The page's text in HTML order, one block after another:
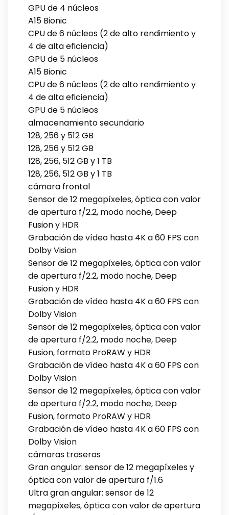
GPU de 4 núcleos
A15 Bionic
CPU de 6 núcleos (2 de alto rendimiento y
4 de alta eficiencia)
GPU de 5 núcleos
A15 Bionic
CPU de 6 núcleos (2 de alto rendimiento y
4 de alta eficiencia)
GPU de 5 núcleos
almacenamiento secundario
128, 256 y 512 GB
128, 256 y 512 GB
128, 256, 512 GB y 1 TB
128, 256, 512 GB y 1 TB
cámara frontal
Sensor de 12 megapíxeles, óptica con valor
de apertura f/2.2, modo noche, Deep
Fusion y HDR
Grabación de vídeo hasta 4K a 60 FPS con
Dolby Vision
Sensor de 12 megapíxeles, óptica con valor
de apertura f/2.2, modo noche, Deep
Fusion y HDR
Grabación de vídeo hasta 4K a 60 FPS con
Dolby Vision
Sensor de 12 megapíxeles, óptica con valor
de apertura f/2.2, modo noche, Deep
Fusion, formato ProRAW y HDR
Grabación de vídeo hasta 4K a 60 FPS con
Dolby Vision
Sensor de 12 megapíxeles, óptica con valor
de apertura f/2.2, modo noche, Deep
Fusion, formato ProRAW y HDR
Grabación de vídeo hasta 4K a 60 FPS con
Dolby Vision
cámaras traseras
Gran angular: sensor de 12 megapíxeles y
óptica con valor de apertura f/1.6
Ultra gran angular: sensor de 12
megapíxeles, óptica con valor de apertura